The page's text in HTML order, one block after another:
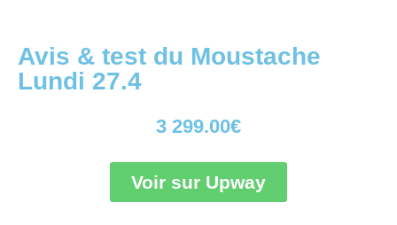
Avis & test du Moustache
Lundi 27.4
3 299.00€
Voir sur Upway